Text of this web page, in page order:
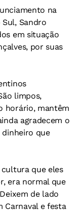
na
Sul, Sandro
em situação
por suas
limpos,
horário, mantêm
agradecem o
que
cultura que eles
era normal que
de lado
Carnaval e festa